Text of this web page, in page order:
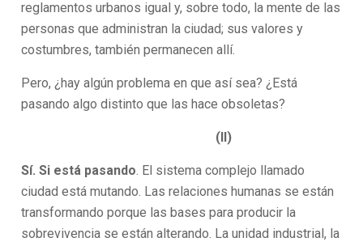
reglamentos urbanos igual y, sobre todo, la mente de las
personas que administran la ciudad; sus valores y
costumbres, también permanecen allí.
Pero, ¿hay algún problema en que así sea? ¿Está
pasando algo distinto que las hace obsoletas?
(II)
Sí. Si está pasando. El sistema complejo llamado
ciudad está mutando. Las relaciones humanas se están
transformando porque las bases para producir la
sobrevivencia se están alterando. La unidad industrial, la